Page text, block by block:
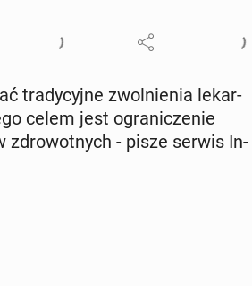
tra­dy­cyj­ne zwol­nie­nia le­kar­
celem jest ogra­ni­cze­nie
zdro­wot­nych - pisze serwis In­